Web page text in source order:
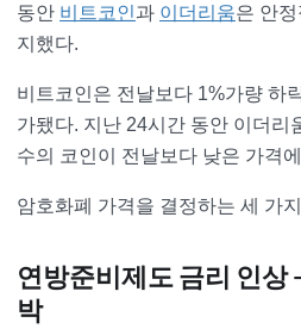
동안 비트코인과 이더리움은 안
지했다.
비트코인은 전날보다 1%가량 하
가됐다. 지난 24시간 동안 이더리
수의 코인이 전날보다 낮은 가격
암호화폐 가격을 결정하는 세 가
연방준비제도 금리 인상
박